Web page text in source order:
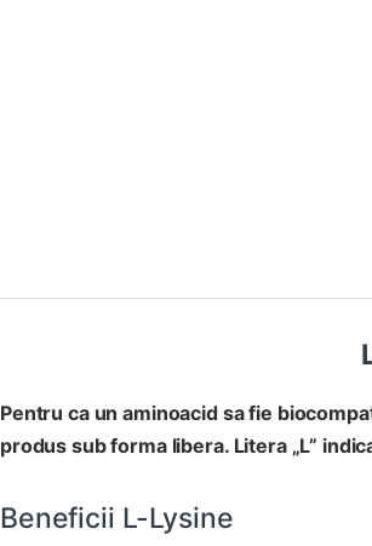
Pentru ca un aminoacid sa fie
produs sub forma libera. Litera „L”
Beneficii L-Lysine